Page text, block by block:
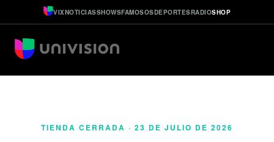
VIXNOTICIASSHOWSFAMOSOSDEPORTESRADIOSHOP
TIENDA CERRADA · 23 DE JULIO DE 2026